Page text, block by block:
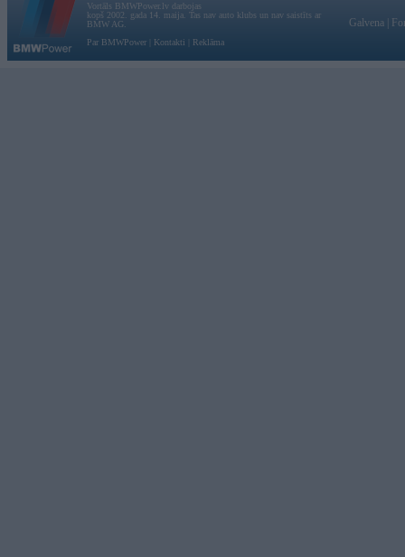
Vortāls BMWPower.lv darbojas
kopš 2002. gada 14. maija. Tas nav auto klubs un nav saistīts ar
BMW AG.
Par BMWPower
Kontakti Reklāma
Galvena